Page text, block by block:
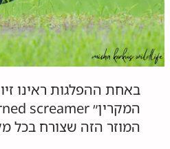
באחת ההפלגות ראינו
המוזר הזה שצורח בכל